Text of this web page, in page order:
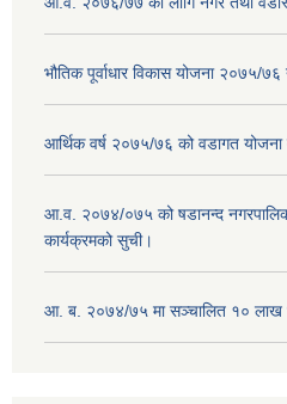
भौतिक पूर्वाधार विकास योजना २०७५/
आर्थिक वर्ष २०७५/७६ को वडागत योजना
आ.व. २०७४/०७५ को षडानन्द
कार्यक्रमको सुची।
आ. ब. २०७४/७५ मा सञ्चालित १० लाख